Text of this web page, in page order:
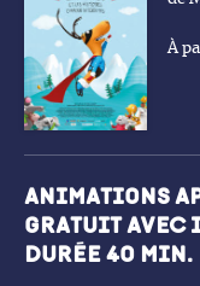
Animations
gratuit AVEC
DURÉE 40 min.
À